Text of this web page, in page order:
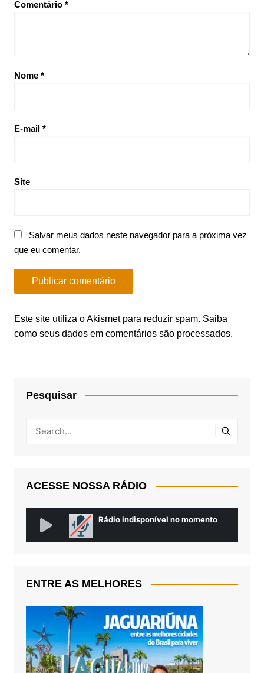
Comentário *
Nome *
E-mail *
Site
Salvar meus dados neste navegador para a próxima vez
que eu comentar.
Este site utiliza o Akismet para reduzir spam. Saiba
como seus dados em comentários são processados.
Pesquisar
ACESSE NOSSA RÁDIO
ENTRE AS MELHORES